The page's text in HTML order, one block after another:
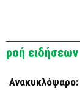
ροή ειδήσεων
Ανακυκλόψαρο: